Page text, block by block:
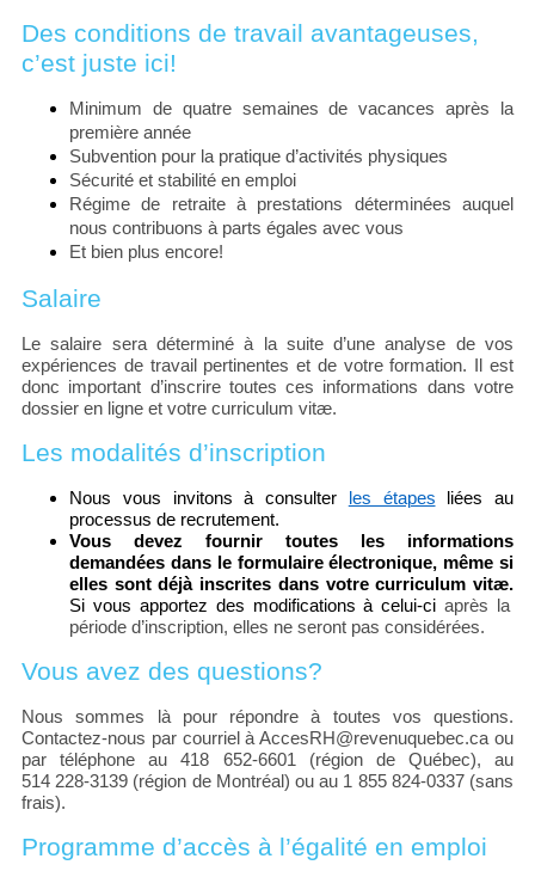
Des conditions de travail avantageuses,
c’est juste ici!
Minimum de quatre semaines de vacances après la
première année
Subvention pour la pratique d’activités physiques
Sécurité et stabilité en emploi
Régime de retraite à prestations déterminées auquel
nous contribuons à parts égales avec vous
Et bien plus encore!
Salaire
Le salaire sera déterminé à la suite d’une analyse de vos
expériences de travail pertinentes et de votre formation. Il est
donc important d’inscrire toutes ces informations dans votre
dossier en ligne et votre curriculum vitæ.
Les modalités d’inscription
Nous vous invitons à consulter les étapes liées au
processus de recrutement.
Vous devez fournir toutes les informations
demandées dans le formulaire électronique, même si
elles sont déjà inscrites dans votre curriculum vitæ.
Si vous apportez des modifications à celui-ci après la
période d’inscription, elles ne seront pas considérées.
Vous avez des questions?
Nous sommes là pour répondre à toutes vos questions.
Contactez-nous par courriel à AccesRH@revenuquebec.ca ou
par téléphone au 418 652-6601 (région de Québec), au
514 228-3139 (région de Montréal) ou au 1 855 824-0337 (sans
frais).
Programme d’accès à l’égalité en emploi